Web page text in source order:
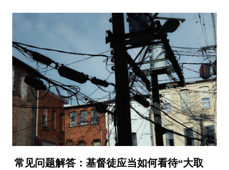
常见问题解答：基督徒应当如何看待“大取